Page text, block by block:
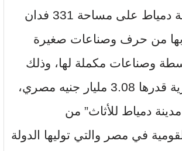
الأثاث بمحافظة دمياط على مساحة 331 فدان
بها من حرف وصناعات صغيرة
وصناعات مكملة لها، وذلك
بتكلفة استثمارية قدرها 3.08 مليار جنيه مصري،
دمياط للأثاث” من
في مصر والتي توليها الدولة